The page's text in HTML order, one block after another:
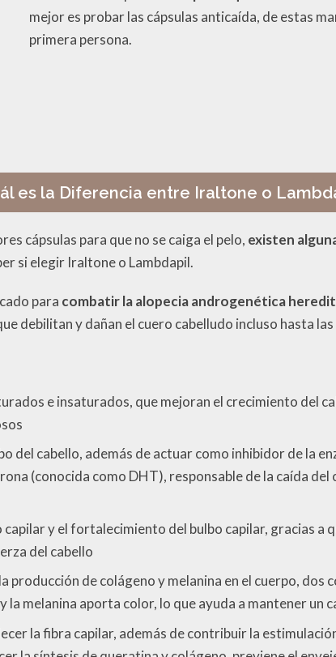
mejor es probar las cápsulas anticaída, de estas
primera persona.
es la Diferencia entre Iraltone o
cápsulas para que no se caiga el pelo, existen
si elegir Iraltone o Lambdapil.
para combatir la alopecia androgenética
debilitan y dañan el cuero cabelludo incluso hasta
e insaturados, que mejoran el crecimiento del
del cabello, además de actuar como inhibidor de la
(conocida como DHT), responsable de la caída del
y el fortalecimiento del bulbo capilar, gracias a
del cabello
producción de colágeno y melanina en el cuerpo, dos
la melanina aporta color, lo que ayuda a mantener un
la fibra capilar, además de contribuir la